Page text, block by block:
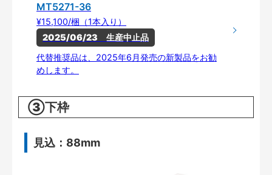
MT5271-36
¥15,100/梱（1本入り）
2025/06/23　生産中止品
代替推奨品は、2025年6月発売の新製品をお勧
めします。
③下枠
見込：88mm